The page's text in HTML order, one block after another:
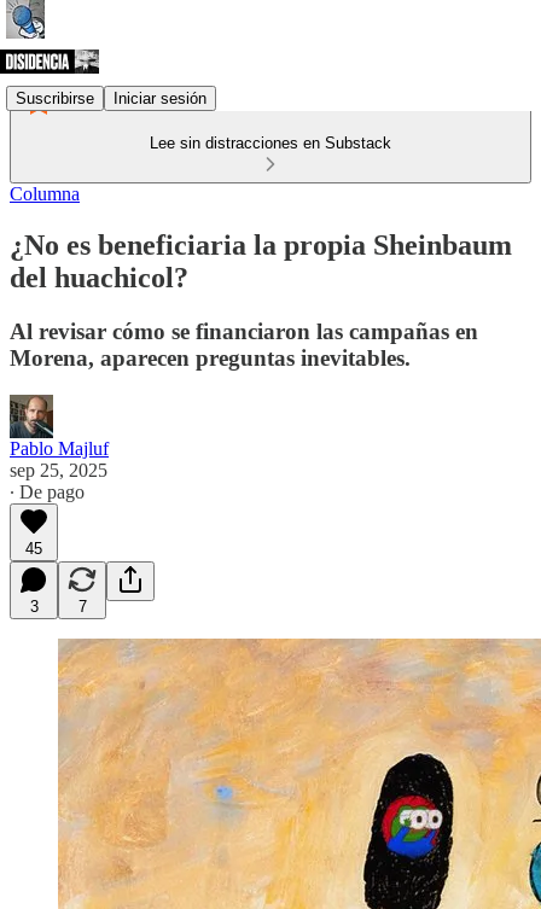
Suscribirse Iniciar sesión
Lee sin distracciones en Substack
Columna
¿No es beneficiaria la propia Sheinbaum
del huachicol?
Al revisar cómo se financiaron las campañas en
Morena, aparecen preguntas inevitables.
Pablo Majluf
sep 25, 2025
∙ De pago
45
3 7